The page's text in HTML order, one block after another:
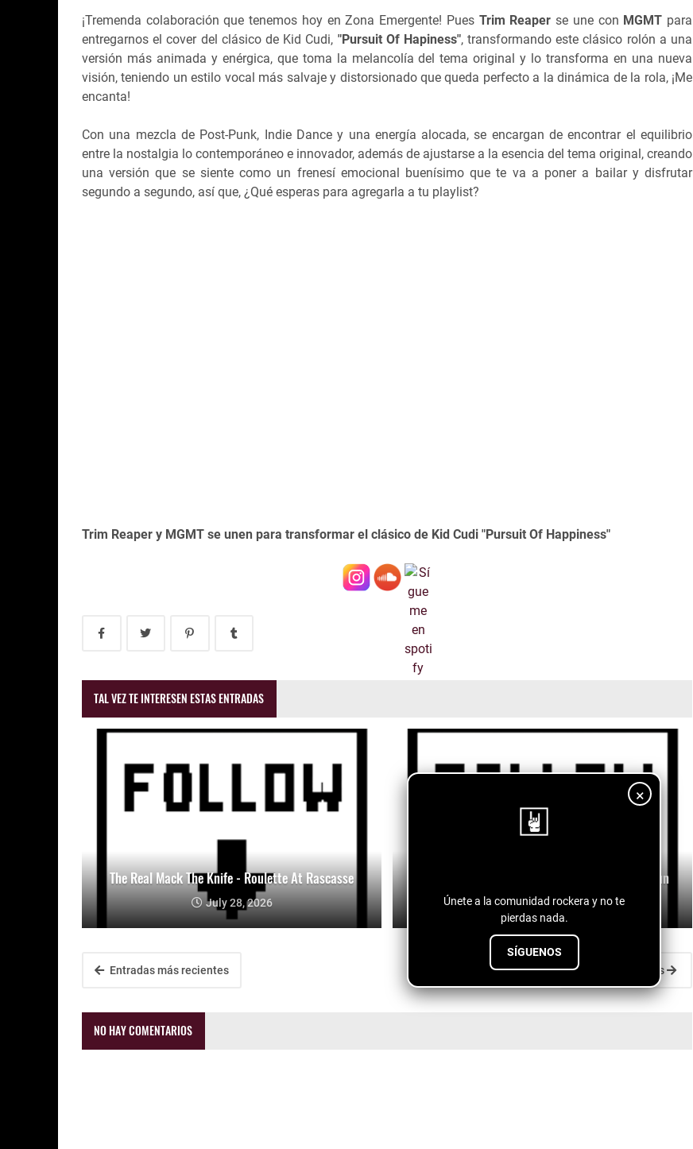
×
Únete a la comunidad rockera y no te
pierdas nada.
SÍGUENOS
¡Tremenda colaboración que tenemos hoy en Zona Emergente! PuesTrim Reaper se une con MGMT para
entregarnos el cover del clásico de Kid Cudi, "Pursuit Of Hapiness", transformando este clásico rolón a una
versión más animada y enérgica, que toma la melancolía del tema original y lo transforma en una nueva
visión, teniendo un estilo vocal más salvaje y distorsionado que queda perfecto a la dinámica de la rola, ¡Me
encanta!
Con una mezcla de Post-Punk, Indie Dance y una energía alocada, se encargan de encontrar el equilibrio
entre la nostalgia lo contemporáneo e innovador, además de ajustarse a la esencia del tema original, creando
una versión que se siente como un frenesí emocional buenísimo que te va a poner a bailar y disfrutar
segundo a segundo, así que, ¿Qué esperas para agregarla a tu playlist?
Trim Reaper y MGMT se unen para transformar el clásico de Kid Cudi "Pursuit Of Happiness"
TAL VEZ TE INTERESEN ESTAS ENTRADAS
The Real Mack The Knife - Roulette At Rascasse
July 28, 2026
Jupe Jupe - Jupe Jupe - Down with the Setting Sun
July 28, 2026
Entradas más recientes Entradas antiguas
NO HAY COMENTARIOS